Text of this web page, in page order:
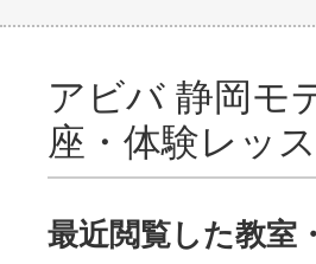
アビバ 静岡モ
座・体験レッ
最近閲覧した教室